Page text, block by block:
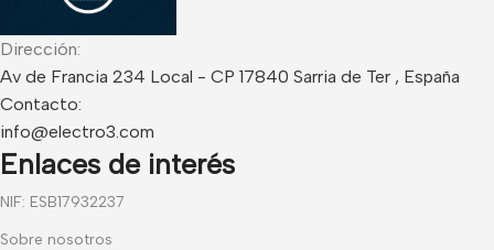
Dirección:
Av de Francia 234 Local - CP 17840 Sarria de Ter , España
Contacto:
info@electro3.com
Enlaces de interés
NIF: ESB17932237
Sobre nosotros